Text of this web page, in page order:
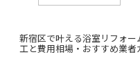
新宿区で叶える浴室リフォー
工と費用相場・おすすめ業者